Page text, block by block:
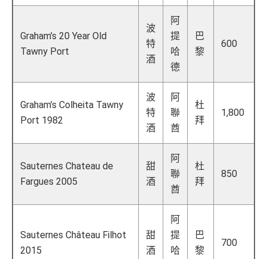
Graham’s 20 Year Old
Tawny Port
波
特
酒
阿
提
哈
德
巴
黎
600
Graham’s Colheita Tawny
Port 1982
波
特
酒
阿
聯
酋
杜
拜
1,800
Sauternes Chateau de
Fargues 2005
甜
酒
阿
聯
酋
杜
拜
850
Sauternes Château Filhot
2015
甜
酒
阿
提
哈
巴
黎
700